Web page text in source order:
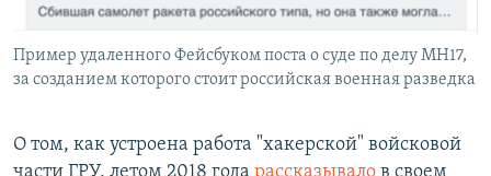
Пример удаленного Фейсбуком поста о суде по делу MH17,
за созданием которого стоит российская военная разведка
О том, как устроена работа "хакерской" войсковой